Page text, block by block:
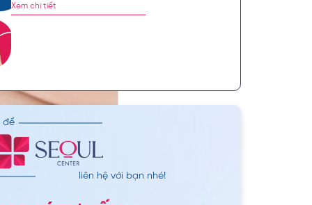
hồng tự nhiên
Xem chi tiết
để
liên hệ với bạn nhé!